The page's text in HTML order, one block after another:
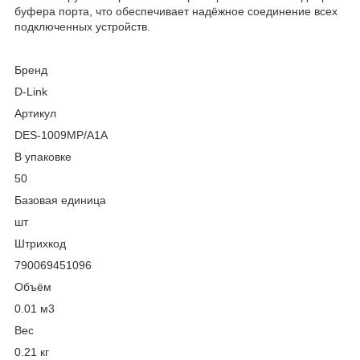
буфера порта, что обеспечивает надёжное соединение всех
подключенных устройств.
Бренд
D-Link
Артикул
DES-1009MP/A1A
В упаковке
50
Базовая единица
шт
Штрихкод
790069451096
Объём
0.01 м3
Вес
0.21 кг